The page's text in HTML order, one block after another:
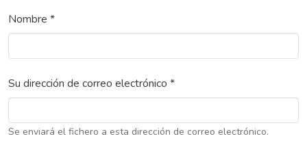
Nombre *
Su dirección de correo electrónico *
Se enviará el fichero a esta dirección de correo electrónico.